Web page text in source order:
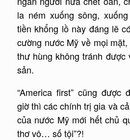
la ném xuống sông,
tiền khổng lồ này đáng lẽ
cường nước Mỹ về mọi
thư hùng không tránh được
sản.
“America first” cũng được
giờ thì các chính trị gia và
của nước Mỹ mới hết chủ
thơ vô… số tội”?!